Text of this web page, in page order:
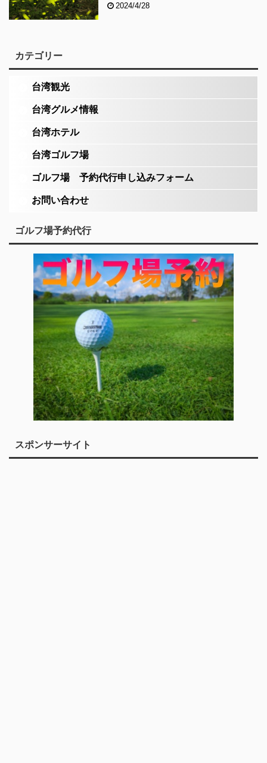
2024/4/28
カテゴリー
台湾観光
台湾グルメ情報
台湾ホテル
台湾ゴルフ場
ゴルフ場 予約代行申し込みフォーム
お問い合わせ
ゴルフ場予約代行
スポンサーサイト